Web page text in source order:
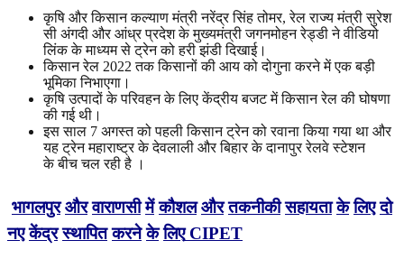
कृषि और किसान कल्याण मंत्री नरेंद्र सिंह तोमर, रेल राज्य मंत्री सुरेश
सी अंगदी और आंध्र प्रदेश के मुख्यमंत्री जगनमोहन रेड्डी ने वीडियो
लिंक के माध्यम से ट्रेन को हरी झंडी दिखाई।
किसान रेल 2022 तक किसानों की आय को दोगुना करने में एक बड़ी
भूमिका निभाएगा।
कृषि उत्पादों के परिवहन के लिए केंद्रीय बजट में किसान रेल की घोषणा
की गई थी।
इस साल 7 अगस्त को पहली किसान ट्रेन को रवाना किया गया था और
यह ट्रेन महाराष्ट्र के देवलाली और बिहार के दानापुर रेलवे स्टेशन
के बीच चल रही है ।
भागलपुर और वाराणसी में कौशल और तकनीकी सहायता के लिए दो
नए केंद्र स्थापित करने के लिएCIPET